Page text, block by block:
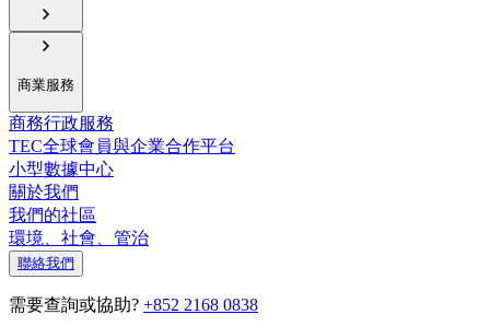
商業服務
商務行政服務
TEC全球會員與企業合作平台
小型數據中心
關於我們
我們的社區
環境、社會、管治
聯絡我們
需要查詢或協助? +852 2168 0838